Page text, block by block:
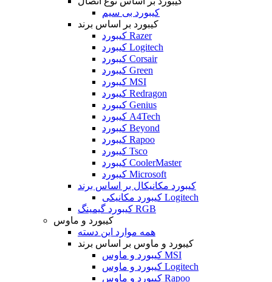
کیبورد بی سیم
کیبورد بر اساس برند
کیبورد Razer
کیبورد Logitech
کیبورد Corsair
کیبورد Green
کیبورد MSI
کیبورد Redragon
کیبورد Genius
کیبورد A4Tech
کیبورد Beyond
کیبورد Rapoo
کیبورد Tsco
کیبورد CoolerMaster
کیبورد Microsoft
کیبورد مکانیکال بر اساس برند
کیبورد مکانیکی Logitech
کیبورد گیمینگ RGB
کیبورد و ماوس
همه موارد این دسته
کیبورد و ماوس بر اساس برند
کیبورد و ماوس MSI
کیبورد و ماوس Logitech
کیبورد و ماوس Rapoo